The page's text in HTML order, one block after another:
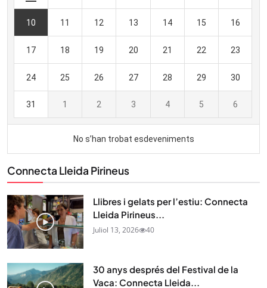
Connecta Lleida Pirineus
Llibres i gelats per l’estiu: Connecta
Lleida Pirineus...
Juliol 13, 2026 40
30 anys després del Festival de la
Vaca: Connecta Lleida...